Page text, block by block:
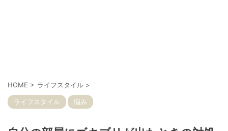
HOME > ライフスタイル >
ライフスタイル 悩み